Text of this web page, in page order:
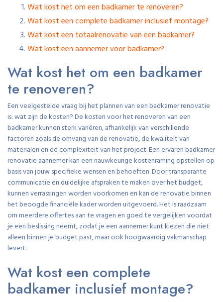
Wat kost het om een badkamer te renoveren?
Wat kost een complete badkamer inclusief montage?
Wat kost een totaalrenovatie van een badkamer?
Wat kost een aannemer voor badkamer?
Wat kost het om een badkamer
te renoveren?
Een veelgestelde vraag bij het plannen van een badkamer renovatie
is: wat zijn de kosten? De kosten voor het renoveren van een
badkamer kunnen sterk variëren, afhankelijk van verschillende
factoren zoals de omvang van de renovatie, de kwaliteit van
materialen en de complexiteit van het project. Een ervaren badkamer
renovatie aannemer kan een nauwkeurige kostenraming opstellen op
basis van jouw specifieke wensen en behoeften. Door transparante
communicatie en duidelijke afspraken te maken over het budget,
kunnen verrassingen worden voorkomen en kan de renovatie binnen
het beoogde financiële kader worden uitgevoerd. Het is raadzaam
om meerdere offertes aan te vragen en goed te vergelijken voordat
je een beslissing neemt, zodat je een aannemer kunt kiezen die niet
alleen binnen je budget past, maar ook hoogwaardig vakmanschap
levert.
Wat kost een complete
badkamer inclusief montage?